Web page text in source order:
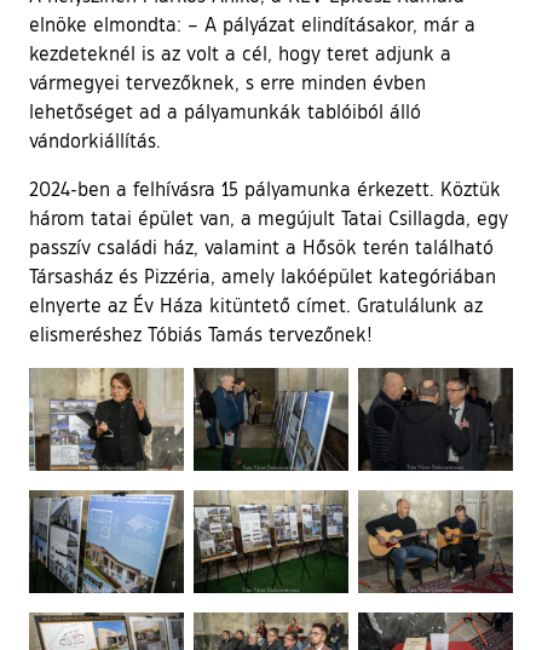
elnöke elmondta: – A pályázat elindításakor, már a
kezdeteknél is az volt a cél, hogy teret adjunk a
vármegyei tervezőknek, s erre minden évben
lehetőséget ad a pályamunkák tablóiból álló
vándorkiállítás.
2024-ben a felhívásra 15 pályamunka érkezett. Köztük
három tatai épület van, a megújult Tatai Csillagda, egy
passzív családi ház, valamint a Hősök terén található
Társasház és Pizzéria, amely lakóépület kategóriában
elnyerte az Év Háza kitüntető címet. Gratulálunk az
elismeréshez Tóbiás Tamás tervezőnek!
Ugrás a galéria utánra